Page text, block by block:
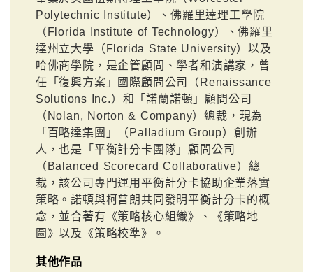
Polytechnic Institute）、佛羅里達理工學院
（Florida Institute of Technology）、佛羅里
達州立大學（Florida State University）以及
哈佛商學院，是企管顧問、學者和演講家，曾
任「復興方案」國際顧問公司（Renaissance
Solutions Inc.）和「諾蘭諾頓」顧問公司
（Nolan, Norton & Company）總裁，現為
「百略達集團」（Palladium Group）創辦
人，也是「平衡計分卡團隊」顧問公司
（Balanced Scorecard Collaborative）總
裁，該公司專門運用平衡計分卡協助企業落實
策略。諾頓與柯普朗共同發明平衡計分卡的概
念，並合著有《策略核心組織》、《策略地
圖》以及《策略校準》。
其他作品